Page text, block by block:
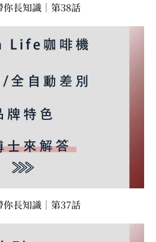
你長知識｜第38話
你長知識｜第37話